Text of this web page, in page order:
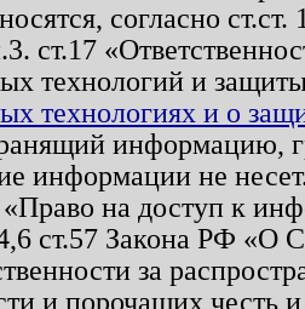
согласно
ст.17
технологий и
технологиях и о
информацию,
информации не
«Право на доступ к
ст.57 Закона РФ «О
за
и порочащих честь